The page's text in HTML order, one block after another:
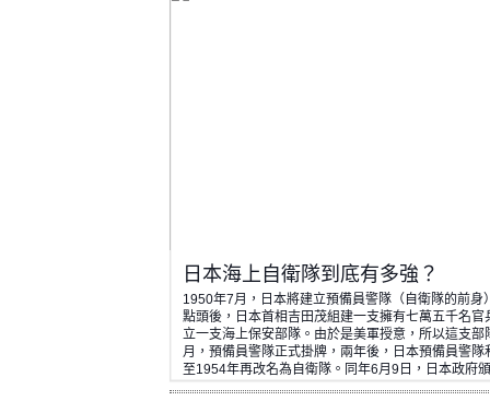
日本海上自衛隊到底有多強？
1950年7月，日本將建立預備員警隊（自衛隊的前身
點頭後，日本首相吉田茂組建一支擁有七萬五千名
立一支海上保安部隊。由於是美軍授意，所以這支
月，預備員警隊正式掛牌，兩年後，日本預備員警
至1954年再改名為自衛隊。同年6月9日，日本政府
隊法」，將領導自衛隊的機構則確…
CHINATIMES.COM | BYCHINA TIMES